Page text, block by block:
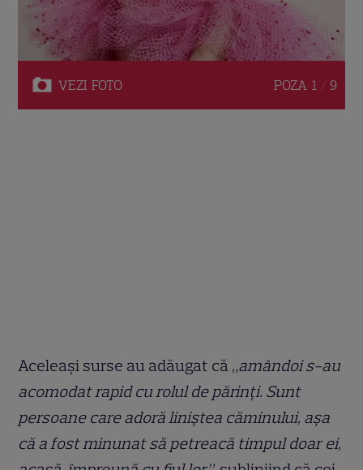
VEZI FOTO POZA 1 / 9
Aceleași surse au adăugat că „amândoi s-au
acomodat rapid cu rolul de părinți. Sunt
persoane care adoră liniștea căminului, așa
că a fost minunat să petreacă timpul doar ei,